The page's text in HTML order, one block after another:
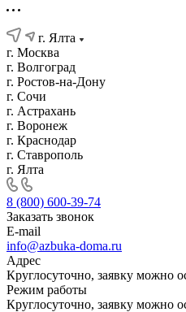
г. Ялта
г. Москва
г. Волгоград
г. Ростов-на-Дону
г. Сочи
г. Астрахань
г. Воронеж
г. Краснодар
г. Ставрополь
г. Ялта
8 (800) 600-39-74
Заказать звонок
E-mail
info@azbuka-doma.ru
Адрес
Круглосуточно, заявку можно
Режим работы
Круглосуточно, заявку можно